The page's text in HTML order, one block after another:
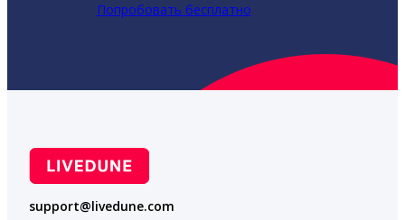
Попробовать бесплатно
support@livedune.com